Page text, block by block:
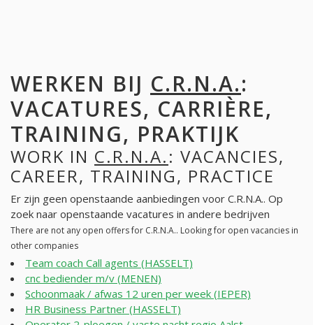
WERKEN BIJ C.R.N.A.:
VACATURES, CARRIÈRE,
TRAINING, PRAKTIJK
WORK IN C.R.N.A.: VACANCIES,
CAREER, TRAINING, PRACTICE
Er zijn geen openstaande aanbiedingen voor C.R.N.A.. Op
zoek naar openstaande vacatures in andere bedrijven
There are not any open offers for C.R.N.A.. Looking for open vacancies in
other companies
Team coach Call agents (HASSELT)
cnc bediender m/v (MENEN)
Schoonmaak / afwas 12 uren per week (IEPER)
HR Business Partner (HASSELT)